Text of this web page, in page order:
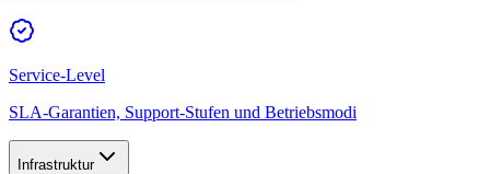
Service-Level
SLA-Garantien, Support-Stufen und Betriebsmodi
Infrastruktur